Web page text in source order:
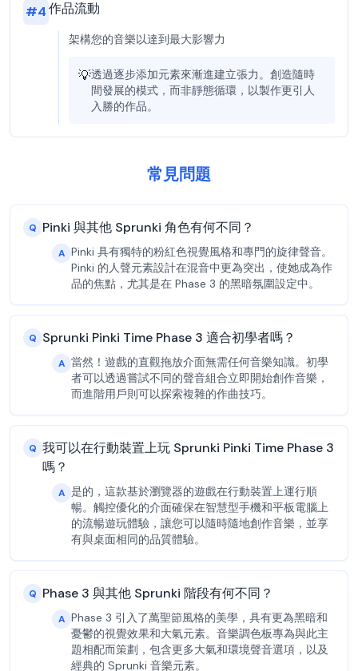
#4作品流動
架構您的音樂以達到最大影響力
💡透過逐步添加元素來漸進建立張力。創造隨時
間發展的模式，而非靜態循環，以製作更引人
入勝的作品。
常見問題
Q Pinki 與其他 Sprunki 角色有何不同？
A Pinki 具有獨特的粉紅色視覺風格和專門的旋律聲音。
Pinki 的人聲元素設計在混音中更為突出，使她成為作
品的焦點，尤其是在 Phase 3 的黑暗氛圍設定中。
Q Sprunki Pinki Time Phase 3 適合初學者嗎？
A 當然！遊戲的直觀拖放介面無需任何音樂知識。初學
者可以透過嘗試不同的聲音組合立即開始創作音樂，
而進階用戶則可以探索複雜的作曲技巧。
Q 我可以在行動裝置上玩 Sprunki Pinki Time Phase 3
嗎？
A 是的，這款基於瀏覽器的遊戲在行動裝置上運行順
暢。觸控優化的介面確保在智慧型手機和平板電腦上
的流暢遊玩體驗，讓您可以隨時隨地創作音樂，並享
有與桌面相同的品質體驗。
Q Phase 3 與其他 Sprunki 階段有何不同？
A Phase 3 引入了萬聖節風格的美學，具有更為黑暗和
憂鬱的視覺效果和大氣元素。音樂調色板專為與此主
題相配而策劃，包含更多大氣和環境聲音選項，以及
經典的 Sprunki 音樂元素。